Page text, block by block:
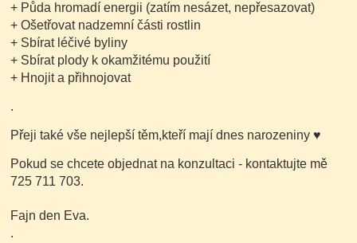
+ Půda hromadí energii (zatím nesázet, nepřesazovat)
+ Ošetřovat nadzemní části rostlin
+ Sbírat léčivé byliny
+ Sbírat plody k okamžitému použití
+ Hnojit a přihnojovat
.
Přeji také vše nejlepší těm,kteří mají dnes narozeniny♥
Pokud se chcete objednat na konzultaci - kontaktujte mě
725 711 703.
Fajn den Eva.
.